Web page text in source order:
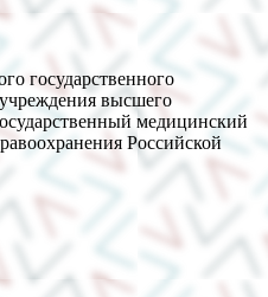
государственного
высшего
медицинский
Российской